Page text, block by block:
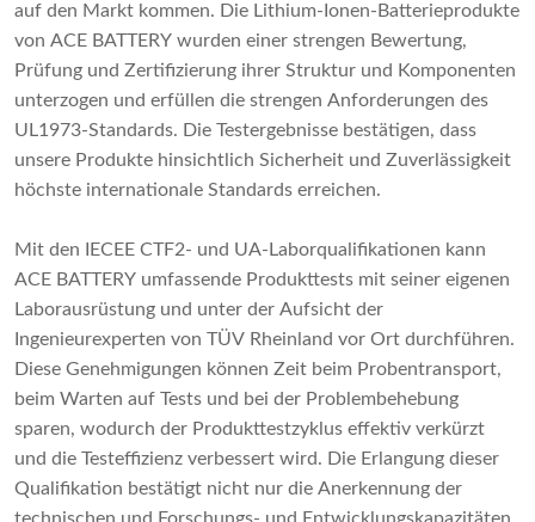
auf den Markt kommen. Die Lithium-Ionen-Batterieprodukte
von ACE BATTERY wurden einer strengen Bewertung,
Prüfung und Zertifizierung ihrer Struktur und Komponenten
unterzogen und erfüllen die strengen Anforderungen des
UL1973-Standards. Die Testergebnisse bestätigen, dass
unsere Produkte hinsichtlich Sicherheit und Zuverlässigkeit
höchste internationale Standards erreichen.
Mit den IECEE CTF2- und UA-Laborqualifikationen kann
ACE BATTERY umfassende Produkttests mit seiner eigenen
Laborausrüstung und unter der Aufsicht der
Ingenieurexperten von TÜV Rheinland vor Ort durchführen.
Diese Genehmigungen können Zeit beim Probentransport,
beim Warten auf Tests und bei der Problembehebung
sparen, wodurch der Produkttestzyklus effektiv verkürzt
und die Testeffizienz verbessert wird. Die Erlangung dieser
Qualifikation bestätigt nicht nur die Anerkennung der